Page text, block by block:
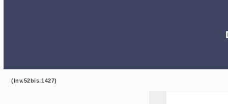
(Inv.52bis.1427)